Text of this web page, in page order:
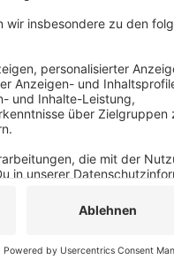
haben am
und
Die